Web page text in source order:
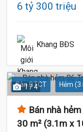
6 tỷ 300 triệu
Khang BĐS
Sàn BTCT Hẻm (3
1 / 4
Bán nhà
30 m² (3.1m x